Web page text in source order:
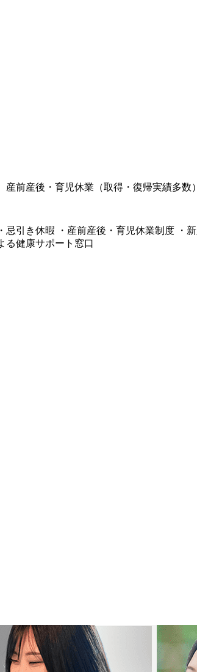
産前産後・育児休業（取得・復帰実績多
引き休暇 ・産前産後・育児休業制度 ・
る健康サポート窓口